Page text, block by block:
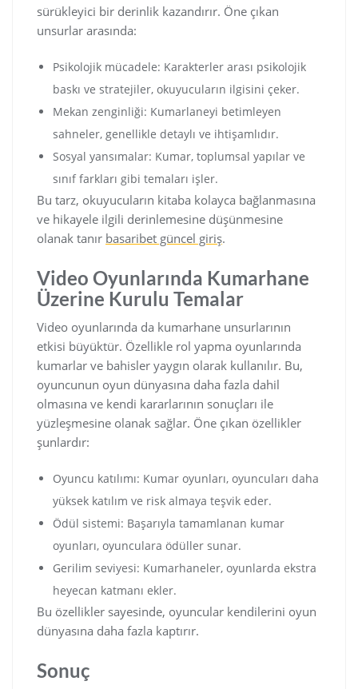
sürükleyici bir derinlik kazandırır. Öne çıkan
unsurlar arasında:
Psikolojik mücadele: Karakterler arası psikolojik
baskı ve stratejiler, okuyucuların ilgisini çeker.
Mekan zenginliği: Kumarlaneyi betimleyen
sahneler, genellikle detaylı ve ihtişamlıdır.
Sosyal yansımalar: Kumar, toplumsal yapılar ve
sınıf farkları gibi temaları işler.
Bu tarz, okuyucuların kitaba kolayca bağlanmasına
ve hikayele ilgili derinlemesine düşünmesine
olanak tanır basaribet güncel giriş.
Video Oyunlarında Kumarhane
Üzerine Kurulu Temalar
Video oyunlarında da kumarhane unsurlarının
etkisi büyüktür. Özellikle rol yapma oyunlarında
kumarlar ve bahisler yaygın olarak kullanılır. Bu,
oyuncunun oyun dünyasına daha fazla dahil
olmasına ve kendi kararlarının sonuçları ile
yüzleşmesine olanak sağlar. Öne çıkan özellikler
şunlardır:
Oyuncu katılımı: Kumar oyunları, oyuncuları daha
yüksek katılım ve risk almaya teşvik eder.
Ödül sistemi: Başarıyla tamamlanan kumar
oyunları, oyunculara ödüller sunar.
Gerilim seviyesi: Kumarhaneler, oyunlarda ekstra
heyecan katmanı ekler.
Bu özellikler sayesinde, oyuncular kendilerini oyun
dünyasına daha fazla kaptırır.
Sonuç